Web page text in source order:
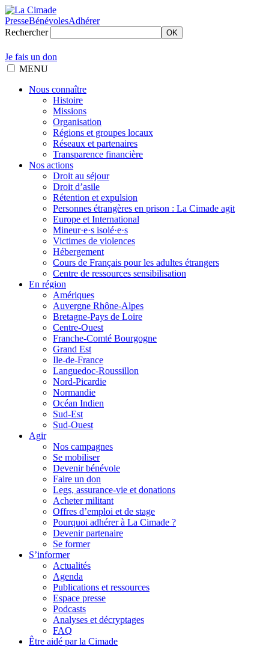
PresseBénévolesAdhérer
Rechercher
OK
Je fais un don
MENU
Nous connaître
Histoire
Missions
Organisation
Régions et groupes locaux
Réseaux et partenaires
Transparence financière
Nos actions
Droit au séjour
Droit d’asile
Rétention et expulsion
Personnes étrangères en prison : La Cimade agit
Europe et International
Mineur·e·s isolé·e·s
Victimes de violences
Hébergement
Cours de Français pour les adultes étrangers
Centre de ressources sensibilisation
En région
Amériques
Auvergne Rhône-Alpes
Bretagne-Pays de Loire
Centre-Ouest
Franche-Comté Bourgogne
Grand Est
Ile-de-France
Languedoc-Roussillon
Nord-Picardie
Normandie
Océan Indien
Sud-Est
Sud-Ouest
Agir
Nos campagnes
Se mobiliser
Devenir bénévole
Faire un don
Legs, assurance-vie et donations
Acheter militant
Offres d’emploi et de stage
Pourquoi adhérer à La Cimade ?
Devenir partenaire
Se former
S’informer
Actualités
Agenda
Publications et ressources
Espace presse
Podcasts
Analyses et décryptages
FAQ
Être aidé par la Cimade